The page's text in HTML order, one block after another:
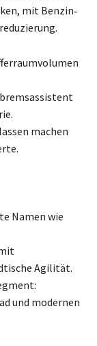
mit Benzin‑
machen
Namen wie
Agilität.
und modernen